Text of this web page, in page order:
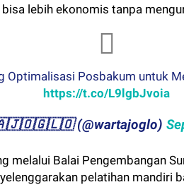
lebih ekonomis tanpa
Optimalisasi Posbakum untuk
https://t.co/L9lgbJvoia
(@wartajoglo)
melalui Balai Pengembangan
pelatihan mandiri